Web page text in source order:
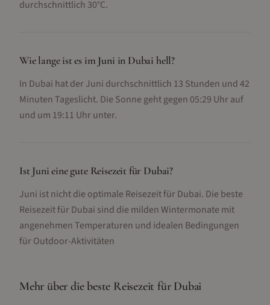
durchschnittlich 30°C.
Wie lange ist es im Juni in Dubai hell?
In Dubai hat der Juni durchschnittlich 13 Stunden und 42
Minuten Tageslicht. Die Sonne geht gegen 05:29 Uhr auf
und um 19:11 Uhr unter.
Ist Juni eine gute Reisezeit für Dubai?
Juni ist nicht die optimale Reisezeit für Dubai. Die beste
Reisezeit für Dubai sind die milden Wintermonate mit
angenehmen Temperaturen und idealen Bedingungen
für Outdoor-Aktivitäten
Mehr über die beste Reisezeit für Dubai